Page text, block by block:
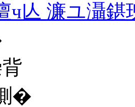
ч亾 濂ユ灄鍖
�